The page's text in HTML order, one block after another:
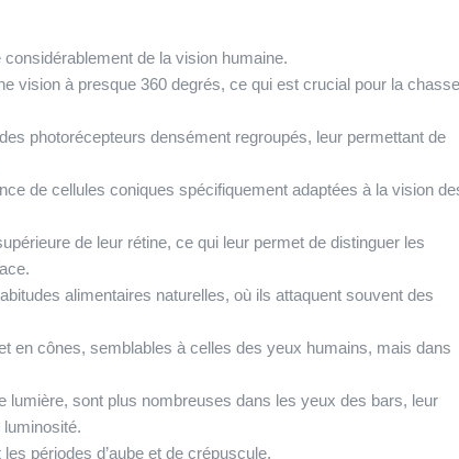
de la vision humaine.
vision à presque 360 degrés, ce qui est crucial pour la chasse
photorécepteurs densément regroupés, leur permettant de
de cellules coniques spécifiquement adaptées à la vision
de leur rétine, ce qui leur permet de distinguer les
alimentaires naturelles, où ils attaquent souvent des
en cônes, semblables à celles des yeux humains, mais dans
sont plus nombreuses dans les yeux des bars, leur
périodes d’aube et de crépuscule.